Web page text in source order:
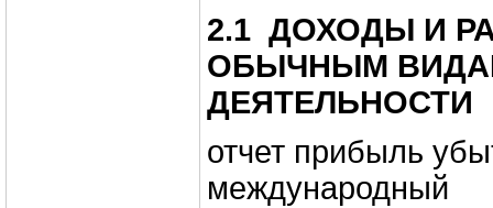
2.1 ДОХОДЫ И
ОБЫЧНЫМ
ДЕЯТЕЛЬНОСТИ
отчет прибыль
международный